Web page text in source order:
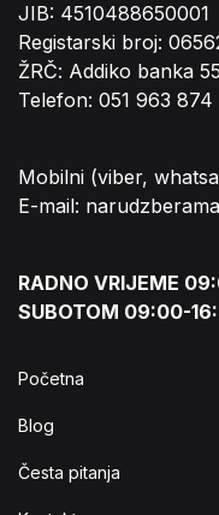
JIB: 4510488650001
Registarski broj:
ŽRČ: Addiko banka
Telefon: 051 963 874
Mobilni (viber,
E-mail:
RADNO VRIJEME
SUBOTOM 09:00-
Početna
Blog
Česta pitanja